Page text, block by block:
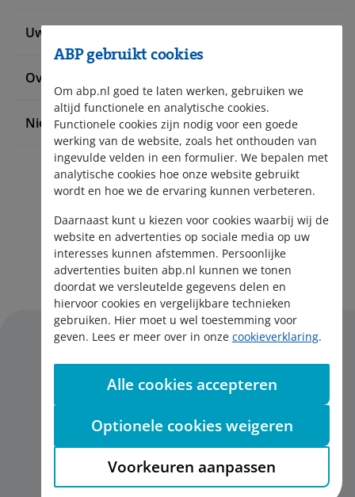
Uw situatie verandert
Over ABP
Nieuws en pers
Aanmelden nieuwsbrief
Disclaimer
Cookies
ABP gebruikt cookies
Om abp.nl goed te laten werken, gebruiken we
altijd functionele en analytische cookies.
Functionele cookies zijn nodig voor een goede
werking van de website, zoals het onthouden van
ingevulde velden in een formulier. We bepalen met
analytische cookies hoe onze website gebruikt
wordt en hoe we de ervaring kunnen verbeteren.
Daarnaast kunt u kiezen voor cookies waarbij wij de
website en advertenties op sociale media op uw
interesses kunnen afstemmen. Persoonlijke
advertenties buiten abp.nl kunnen we tonen
doordat we versleutelde gegevens delen en
hiervoor cookies en vergelijkbare technieken
gebruiken. Hier moet u wel toestemming voor
geven. Lees er meer over in onze cookieverklaring.
Alle cookies accepteren
Optionele cookies weigeren
Voorkeuren aanpassen